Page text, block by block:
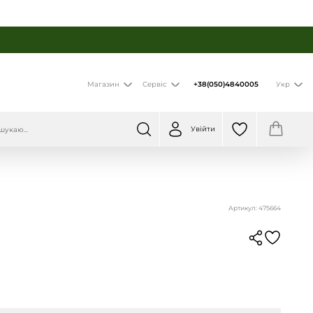
Магазин Сервіс +38(050)4840005 Укр
Увійти
Артикул: 475664